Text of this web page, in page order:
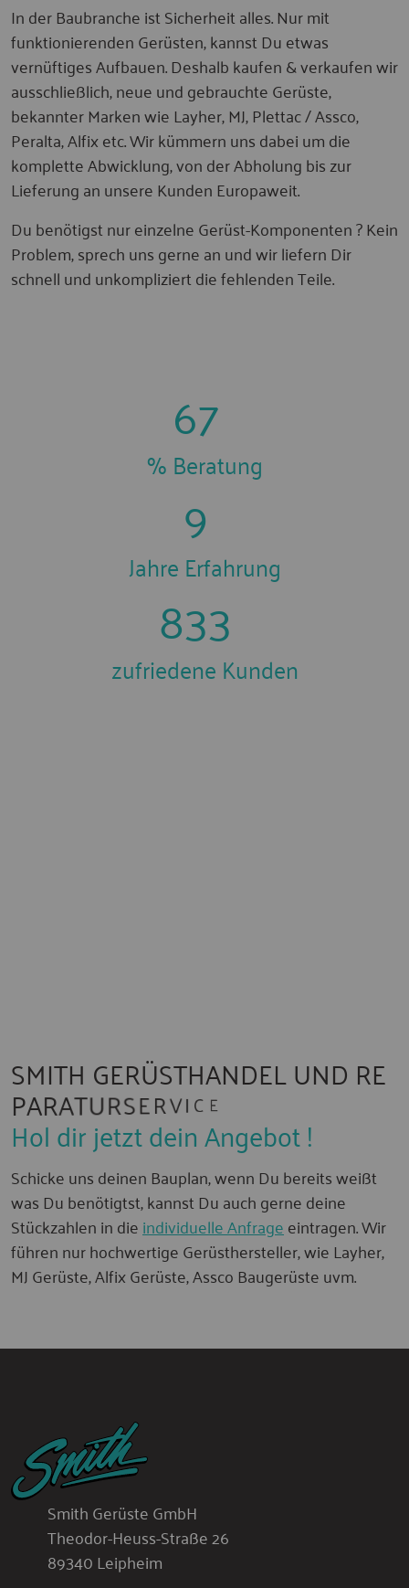
In der Baubranche ist Sicherheit alles. Nur mit
funktionierenden Gerüsten, kannst Du etwas
vernüftiges Aufbauen. Deshalb kaufen & verkaufen wir
ausschließlich, neue und gebrauchte Gerüste,
bekannter Marken wie Layher, MJ, Plettac / Assco,
Peralta, Alfix etc. Wir kümmern uns dabei um die
komplette Abwicklung, von der Abholung bis zur
Lieferung an unsere Kunden Europaweit.
Du benötigst nur einzelne Gerüst-Komponenten ? Kein
Problem, sprech uns gerne an und wir liefern Dir
schnell und unkompliziert die fehlenden Teile.
100
% Beratung
13
Jahre Erfahrung
1250
zufriedene Kunden
SMITH GERÜSTHANDELUND RE
PARATURSERVICE
Hol dir jetzt dein Angebot !
Schicke uns deinen Bauplan, wenn Du bereits weißt
was Du benötigtst, kannst Du auch gerne deine
Stückzahlen in dieindividuelle Anfrageeintragen. Wir
führen nur hochwertige Gerüsthersteller, wie Layher,
MJ Gerüste, Alfix Gerüste, Assco Baugerüste uvm.
Smith Gerüste GmbH
Theodor-Heuss-Straße 26
89340 Leipheim